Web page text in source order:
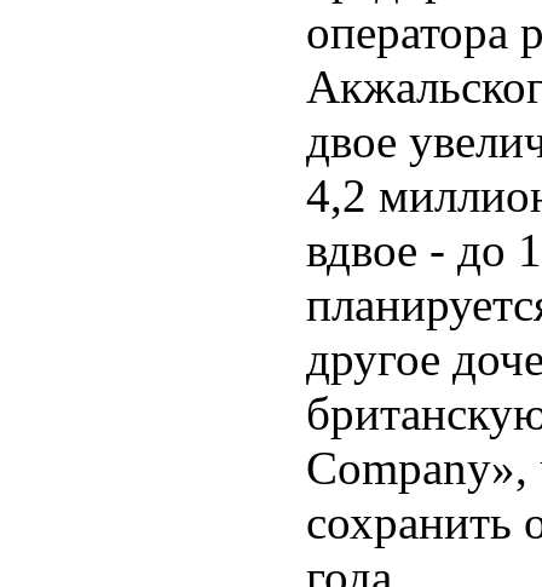
оператора
двое
4,2
вдвое - до
другое
Company»,
сохранить
года.